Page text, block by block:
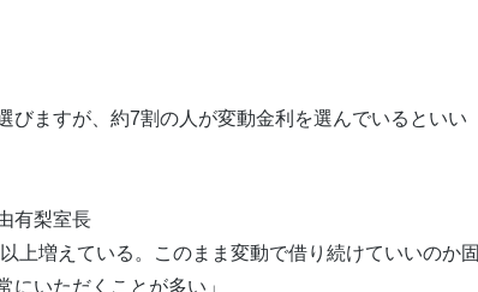
びますが、約7割の人が変動金利を選んでいるといい
有梨室長
上増えている。このまま変動で借り続けていいのか固
にいただくことが多い」